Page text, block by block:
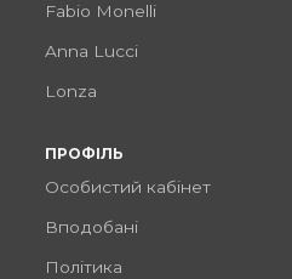
Fabio Monelli
Anna Lucci
Lonza
ПРОФІЛЬ
Особистий кабінет
Вподобані
Політика